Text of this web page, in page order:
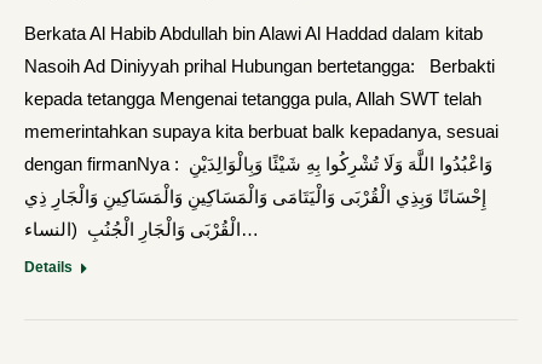
Berkata Al Habib Abdullah bin Alawi Al Haddad dalam kitab
Nasoih Ad Diniyyah prihal Hubungan bertetangga: Berbakti
kepada tetangga Mengenai tetangga pula, Allah SWT telah
memerintahkan supaya kita berbuat balk kepadanya, sesuai
dengan firmanNya : وَاعْبُدُوا اللَّهَ وَلَا تُشْرِكُوا بِهِ شَيْئًا وَبِالْوَالِدَيْنِ
إِحْسَانًا وَبِذِي الْقُرْبَى وَالْيَتَامَى وَالْمَسَاكِينِ وَالْمَسَاكِينِ وَالْجَارِ ذِي
الْقُرْبَى وَالْجَارِ الْجُنُبِ (النساء…
Details